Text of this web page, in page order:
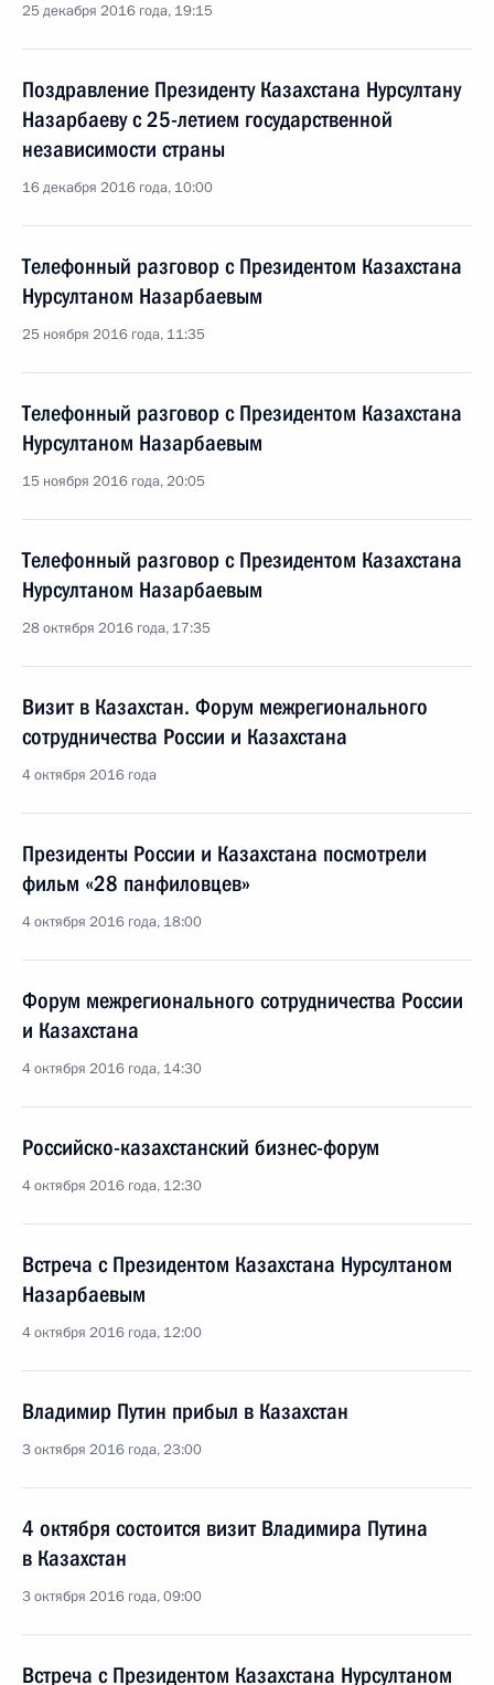
25 декабря 2016 года, 19:15
Поздравление Президенту Казахстана Нурсултану
Назарбаеву с 25-летием государственной
независимости страны
16 декабря 2016 года, 10:00
Телефонный разговор с Президентом Казахстана
Нурсултаном Назарбаевым
25 ноября 2016 года, 11:35
Телефонный разговор с Президентом Казахстана
Нурсултаном Назарбаевым
15 ноября 2016 года, 20:05
Телефонный разговор с Президентом Казахстана
Нурсултаном Назарбаевым
28 октября 2016 года, 17:35
Визит в Казахстан. Форум межрегионального
сотрудничества России и Казахстана
4 октября 2016 года
Президенты России и Казахстана посмотрели
фильм «28 панфиловцев»
4 октября 2016 года, 18:00
Форум межрегионального сотрудничества России
и Казахстана
4 октября 2016 года, 14:30
Российско-казахстанский бизнес-форум
4 октября 2016 года, 12:30
Встреча с Президентом Казахстана Нурсултаном
Назарбаевым
4 октября 2016 года, 12:00
Владимир Путин прибыл в Казахстан
3 октября 2016 года, 23:00
4 октября состоится визит Владимира Путина
в Казахстан
3 октября 2016 года, 09:00
Встреча с Президентом Казахстана Нурсултаном